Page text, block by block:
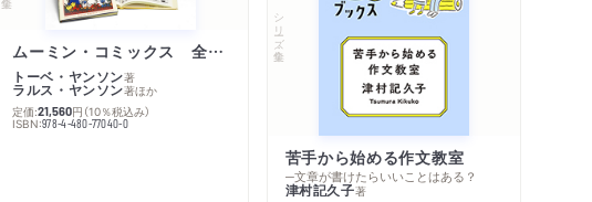
ムーミン・コミックス 全１４巻セット
トーベ・ヤンソン著
ラルス・ヤンソン著ほか
定価:21,560円 （10％税込み）
ISBN:978-4-480-77040-0
シリーズ・全集
苦手から始める作文教室
─文章が書けたらいいことはある？
津村記久子著